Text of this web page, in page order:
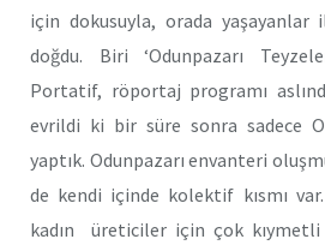
için dokusuyla, orada
doğdu. Biri ‘Odunpazarı
Portatif, röportaj programı
evrildi ki bir süre sonra sadece
yaptık. Odunpazarı envanteri
de kendi içinde kolektif kısmı
kadın üreticiler için çok kıymetli